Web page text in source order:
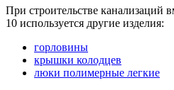
При строительстве канализаций
10 используется другие изделия:
горловины
крышки колодцев
люки полимерные легкие